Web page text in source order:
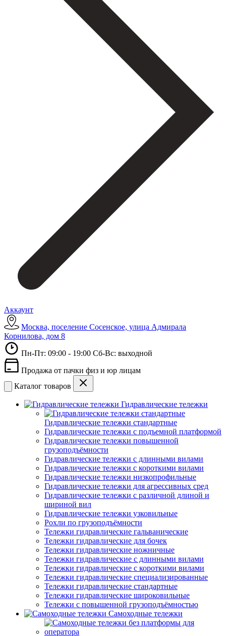
Аккаунт
Москва, поселение Сосенское, улица Адмирала
Корнилова, дом 8
Пн-Пт: 09:00 - 19:00 Сб-Вс: выходной
Продажа от пачки физ и юр лицам
Каталог товаров
Гидравлические тележки
Гидравлические тележки стандартные
Гидравлические тележки с подъемной платформой
Гидравлические тележки повышенной
грузоподъёмности
Гидравлические тележки с длинными вилами
Гидравлические тележки с короткими вилами
Гидравлические тележки низкопрофильные
Гидравлические тележки для агрессивных сред
Гидравлические тележки с различной длиной и
шириной вил
Гидравлические тележки узковильные
Рохли по грузоподъёмности
Тележки гидравлические гальванические
Тележки гидравлические для бочек
Тележки гидравлические ножничные
Тележки гидравлические с длинными вилами
Тележки гидравлические с короткими вилами
Тележки гидравлические специализированные
Тележки гидравлические стандартные
Тележки гидравлические широковильные
Тележки с повышенной грузоподъёмностью
Самоходные тележки